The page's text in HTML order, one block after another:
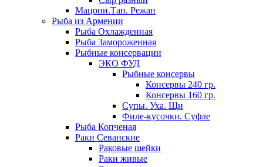
Мацони.Тан. Режан
Рыба из Армении
Рыба Охлажденная
Рыба Замороженная
Рыбные консервации
ЭКО ФУД
Рыбные консервы
Консервы 240 гр.
Консервы 160 гр.
Супы. Уха. Щи
Филе-кусочки. Суфле
Рыба Копченая
Раки Севанские
Раковые шейки
Раки живые